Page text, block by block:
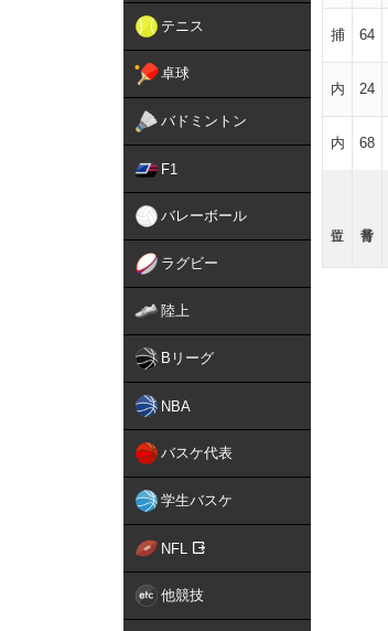
テニス
卓球
バドミントン
F1
バレーボール
ラグビー
陸上
Bリーグ
NBA
バスケ代表
学生バスケ
NFL
他競技
捕 64
内 24
内 68